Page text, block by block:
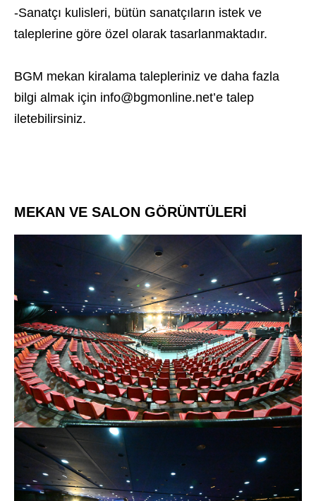
-Sanatçı kulisleri, bütün sanatçıların istek ve
taleplerine göre özel olarak tasarlanmaktadır.
BGM mekan kiralama talepleriniz ve daha fazla
bilgi almak için info@bgmonline.net’e talep
iletebilirsiniz.
MEKAN VE SALON GÖRÜNTÜLERİ